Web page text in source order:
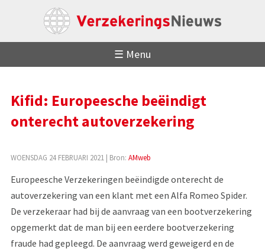
☰ Menu
Kifid: Europeesche beëindigt
onterecht autoverzekering
WOENSDAG 24 FEBRUARI 2021 | Bron: AMweb
Europeesche Verzekeringen beëindigde onterecht de
autoverzekering van een klant met een Alfa Romeo Spider.
De verzekeraar had bij de aanvraag van een bootverzekering
opgemerkt dat de man bij een eerdere bootverzekering
fraude had gepleegd. De aanvraag werd geweigerd en de